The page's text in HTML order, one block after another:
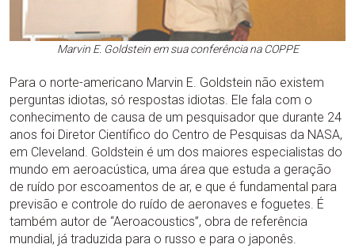
Marvin E. Goldstein em sua conferência na COPPE
Para o norte-americano Marvin E. Goldstein não existem
perguntas idiotas, só respostas idiotas. Ele fala com o
conhecimento de causa de um pesquisador que durante 24
anos foi Diretor Científico do Centro de Pesquisas da NASA,
em Cleveland. Goldstein é um dos maiores especialistas do
mundo em aeroacústica, uma área que estuda a geração
de ruído por escoamentos de ar, e que é fundamental para
previsão e controle do ruído de aeronaves e foguetes. É
também autor de “Aeroacoustics”, obra de referência
mundial, já traduzida para o russo e para o japonês.